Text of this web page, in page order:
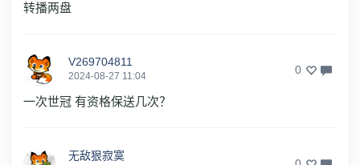
转播两盘
V269704811
2024-08-27 11:04 0
一次世冠 有资格保送几次？
无敌狠寂寞